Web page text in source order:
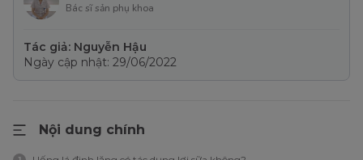
Bác sĩ sản phụ khoa
Tác giả: Nguyễn Hậu
Ngày cập nhật: 29/06/2022
Nội dung chính